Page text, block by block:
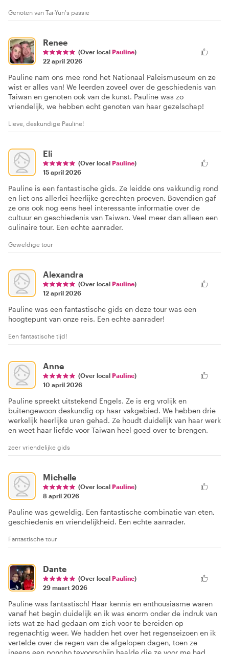
Genoten van Tai-Yun's passie
Renee
(Over local Pauline)
22 april 2026
Pauline nam ons mee rond het Nationaal Paleismuseum en ze
wist er alles van! We leerden zoveel over de geschiedenis van
Taiwan en genoten ook van de kunst. Pauline was zo
vriendelijk, we hebben echt genoten van haar gezelschap!
Lieve, deskundige Pauline!
Eli
(Over local Pauline)
15 april 2026
Pauline is een fantastische gids. Ze leidde ons vakkundig rond
en liet ons allerlei heerlijke gerechten proeven. Bovendien gaf
ze ons ook nog eens heel interessante informatie over de
cultuur en geschiedenis van Taiwan. Veel meer dan alleen een
culinaire tour. Een echte aanrader.
Geweldige tour
Alexandra
(Over local Pauline)
12 april 2026
Pauline was een fantastische gids en deze tour was een
hoogtepunt van onze reis. Een echte aanrader!
Een fantastische tijd!
Anne
(Over local Pauline)
10 april 2026
Pauline spreekt uitstekend Engels. Ze is erg vrolijk en
buitengewoon deskundig op haar vakgebied. We hebben drie
werkelijk heerlijke uren gehad. Ze houdt duidelijk van haar werk
en weet haar liefde voor Taiwan heel goed over te brengen.
zeer vriendelijke gids
Michelle
(Over local Pauline)
8 april 2026
Pauline was geweldig. Een fantastische combinatie van eten,
geschiedenis en vriendelijkheid. Een echte aanrader.
Fantastische tour
Dante
(Over local Pauline)
29 maart 2026
Pauline was fantastisch! Haar kennis en enthousiasme waren
vanaf het begin duidelijk en ik was enorm onder de indruk van
iets wat ze had gedaan om zich voor te bereiden op
regenachtig weer. We hadden het over het regenseizoen en ik
vertelde over de regen van de afgelopen dagen, toen ze
ineens een poncho tevoorschijn haalde die ze voor me had